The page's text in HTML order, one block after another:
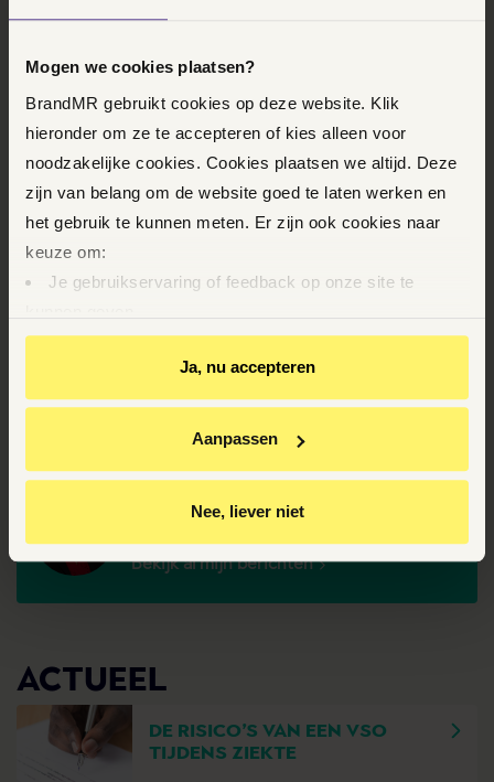
Mogen we cookies plaatsen?
BrandMR gebruikt cookies op deze website. Klik
hieronder om ze te accepteren of kies alleen voor
noodzakelijke cookies. Cookies plaatsen we altijd. Deze
zijn van belang om de website goed te laten werken en
het gebruik te kunnen meten. Er zijn ook cookies naar
keuze om:
Je gebruikservaring of feedback op onze site te
Op basis van je gedrag je relevantere informatie op
onze website en via e-mails te kunnen geven
Youtube-video’s te kunnen bekijken
Relevante aanbiedingen van BrandMR op andere sites
Door op ‘Ja, nu accepteren’ te klikken ga je akkoord met
het plaatsen van deze cookies.
Ja, nu accepteren
Aanpassen
Nee, liever niet
LEES OOK
WAT KUN JE DOEN ALS JE
WORDT GEPEST OF
WERK?
INTIMIDATIE | WERKNEMER
KANTOOR? DIT MAG EEN
WERKGEVER ZEGGEN OVER
ZOMERKLEDING
WERK EN INKOMEN |
KANTOOR
Danielle van den Bergh-Beck
Bekijk al mijn berichten
ACTUEEL
DE RISICO’S VAN EEN VSO
TIJDENS ZIEKTE